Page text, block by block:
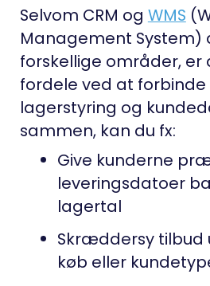
Selvom CRM og WMS
Management
forskellige områder, er
fordele ved at forbinde
lagerstyring og
sammen, kan du fx:
Give kunderne
leveringsdatoer
lagertal
Skræddersy tilbud
køb eller